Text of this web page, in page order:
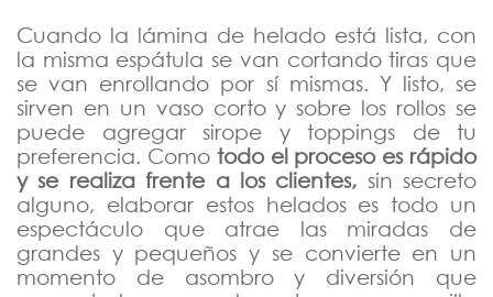
Cuando la lámina de helado está lista, con
la misma espátula se van cortando tiras que
se van enrollando por sí mismas. Y listo, se
sirven en un vaso corto y sobre los rollos se
puede agregar sirope y toppings de tu
preferencia. Como todo el proceso es rápido
y se realiza frente a los clientes, sin secreto
alguno, elaborar estos helados es todo un
espectáculo que atrae las miradas de
grandes y pequeños y se convierte en un
momento de asombro y diversión que